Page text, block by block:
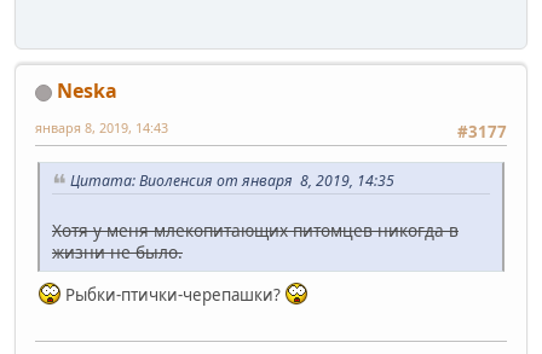
Neska
#3177
января 8, 2019, 14:43
Цитата: Виоленсия от января 8, 2019, 14:35
Хотя у меня млекопитающих питомцев никогда в
жизни не было.
Рыбки-птички-черепашки?